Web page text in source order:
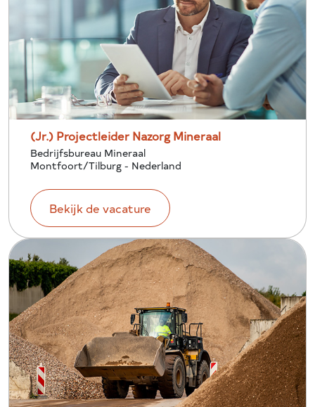
(Jr.) Projectleider Nazorg Mineraal
Bedrijfsbureau Mineraal
Montfoort/Tilburg - Nederland
Bekijk de vacature